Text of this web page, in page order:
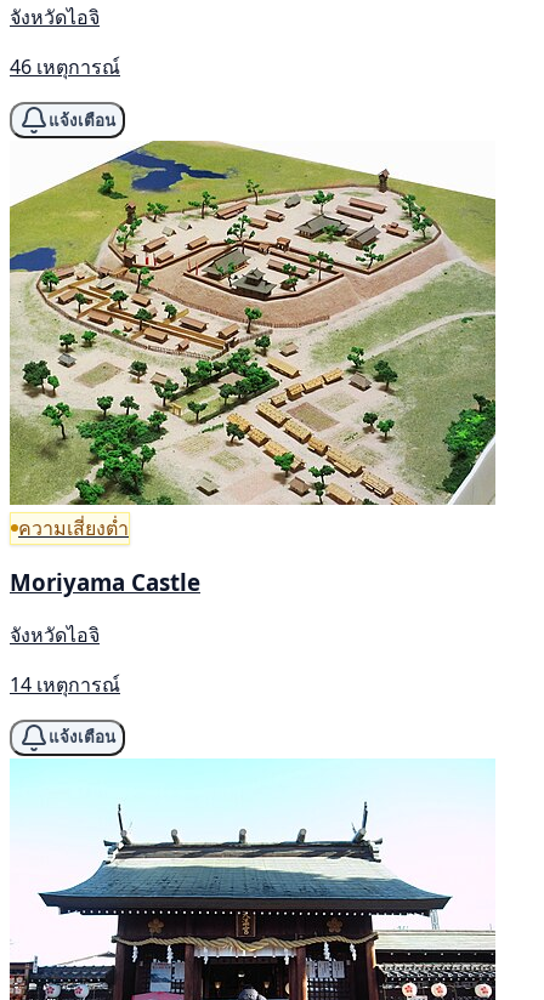
จังหวัดไอจิ
46 เหตุการณ์
แจ้งเตือน
ความเสี่ยงต่ำ
Moriyama Castle
จังหวัดไอจิ
14 เหตุการณ์
แจ้งเตือน